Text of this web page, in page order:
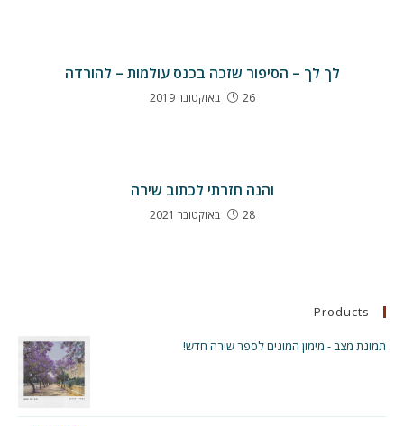
לך לך – הסיפור שזכה בכנס עולמות – להורדה
26 באוקטובר 2019
והנה חזרתי לכתוב שירה
28 באוקטובר 2021
Products
תמונת מצב - מימון המונים לספר שירה חדש!